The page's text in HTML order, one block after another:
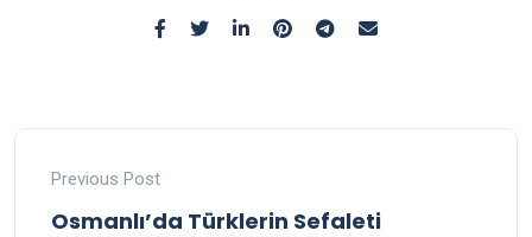
Previous Post
Osmanlı’da Türklerin Sefaleti